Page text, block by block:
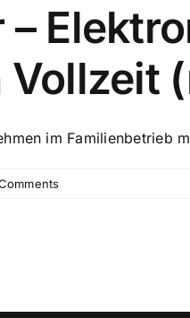
im Familienbetrieb